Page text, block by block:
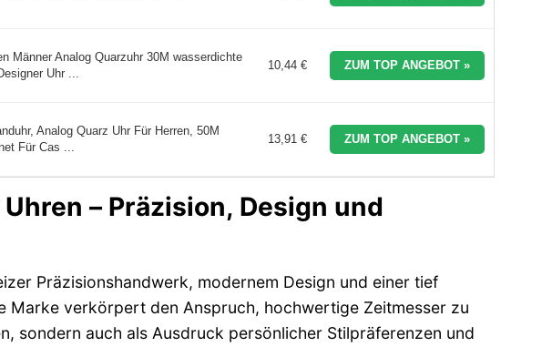
Männer Analog Quarzuhr 30M wasserdichte
Uhr ...
10,44 € ZUM TOP ANGEBOT »
Analog Quarz Uhr Für Herren, 50M
Für Cas ...
13,91 € ZUM TOP ANGEBOT »
– Präzision, Design und
Präzisionshandwerk, modernem Design und einer tief
Marke verkörpert den Anspruch, hochwertige Zeitmesser zu
sondern auch als Ausdruck persönlicher Stilpräferenzen und